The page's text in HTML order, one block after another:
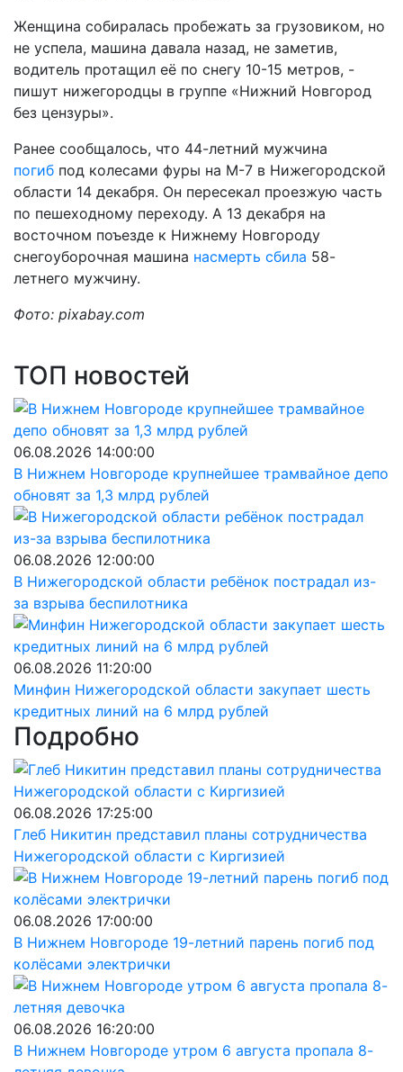
Женщина собиралась пробежать за грузовиком, но
не успела, машина давала назад, не заметив,
водитель протащил её по снегу 10-15 метров, -
пишут нижегородцы в группе «Нижний Новгород
без цензуры».
Ранее сообщалось, что 44-летний мужчина
погиб под колесами фуры на М-7 в Нижегородской
области 14 декабря. Он пересекал проезжую часть
по пешеходному переходу. А 13 декабря на
восточном поъезде к Нижнему Новгороду
снегоуборочная машина насмерть сбила 58-
летнего мужчину.
Фото: pixabay.com
ТОП новостей
06.08.2026 14:00:00
В Нижнем Новгороде крупнейшее трамвайное депо
обновят за 1,3 млрд рублей
06.08.2026 12:00:00
В Нижегородской области ребёнок пострадал из-
за взрыва беспилотника
06.08.2026 11:20:00
Минфин Нижегородской области закупает шесть
кредитных линий на 6 млрд рублей
Подробно
06.08.2026 17:25:00
Глеб Никитин представил планы сотрудничества
Нижегородской области с Киргизией
06.08.2026 17:00:00
В Нижнем Новгороде 19-летний парень погиб под
колёсами электрички
06.08.2026 16:20:00
В Нижнем Новгороде утром 6 августа пропала 8-